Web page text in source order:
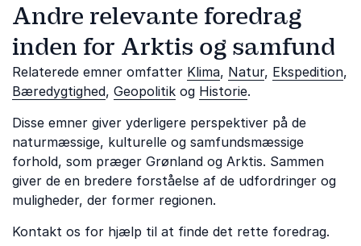
Andre relevante foredrag
inden for Arktis og samfund
Relaterede emner omfatter Klima, Natur, Ekspedition,
Bæredygtighed, Geopolitik og Historie.
Disse emner giver yderligere perspektiver på de
naturmæssige, kulturelle og samfundsmæssige
forhold, som præger Grønland og Arktis. Sammen
giver de en bredere forståelse af de udfordringer og
muligheder, der former regionen.
Kontakt os for hjælp til at finde det rette foredrag.